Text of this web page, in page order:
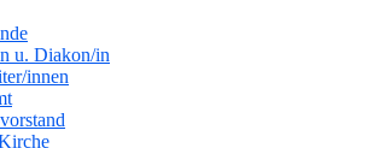
u. Diakon/in
innen